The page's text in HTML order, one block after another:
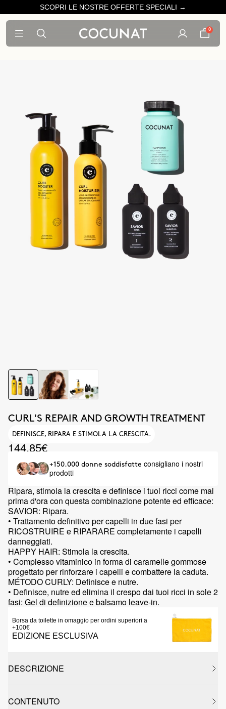
SCOPRI LE NOSTRE OFFERTE SPECIALI →
0
CURL'S REPAIR AND GROWTH TREATMENT
DEFINISCE, RIPARA E STIMOLA LA CRESCITA.
144.85€
+150.000 donne soddisfatte consigliano i nostri
prodotti
Ripara, stimola la crescita e definisce i tuoi ricci come mai
prima d'ora con questa combinazione potente ed efficace:
SAVIOR: Ripara.
• Trattamento definitivo per capelli in due fasi per
RICOSTRUIRE e RIPARARE completamente i capelli
danneggiati.
HAPPY HAIR: Stimola la crescita.
• Complesso vitaminico in forma di caramelle gommose
progettato per rinforzare i capelli e combattere la caduta.
MÉTODO CURLY: Definisce e nutre.
• Definisce, nutre ed elimina il crespo dai tuoi ricci in sole 2
fasi: Gel di definizione e balsamo leave-in.
Borsa da toilette in omaggio per ordini superiori a
+100€
EDIZIONE ESCLUSIVA
DESCRIZIONE
CONTENUTO